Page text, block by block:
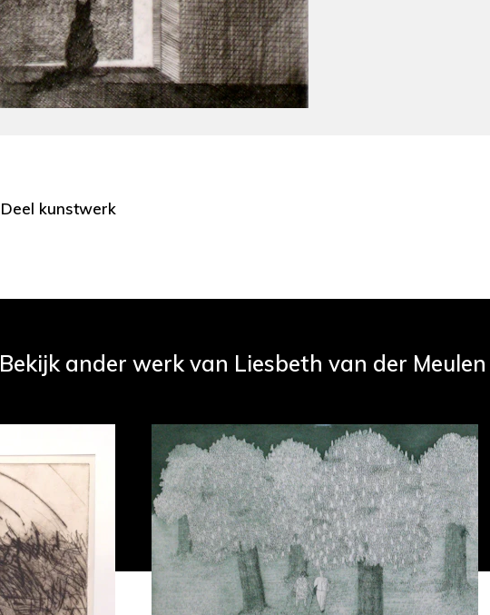
Deel kunstwerk
Bekijk ander werk van Liesbeth van der